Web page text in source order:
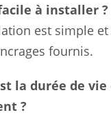
à installer ?
est simple
fournis.
la durée de vie
?